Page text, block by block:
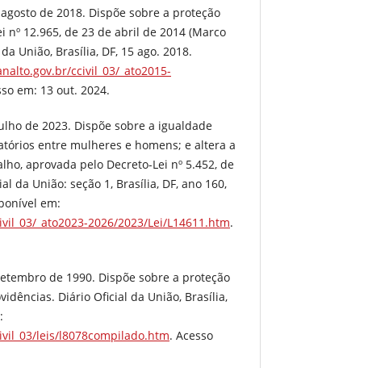
agosto de 2018. Dispõe sobre a proteção
nº 12.965, de 23 de abril de 2014 (Marco
União, Brasília, DF, 15 ago. 2018.
ccivil_03/_ato2015-
em: 13 out. 2024.
de 2023. Dispõe sobre a igualdade
entre mulheres e homens; e altera a
aprovada pelo Decreto-Lei nº 5.452, de
da União: seção 1, Brasília, DF, ano 160,
em:
_ato2023-2026/2023/Lei/L14611.htm.
de 1990. Dispõe sobre a proteção
Diário Oficial da União, Brasília,
leis/l8078compilado.htm. Acesso